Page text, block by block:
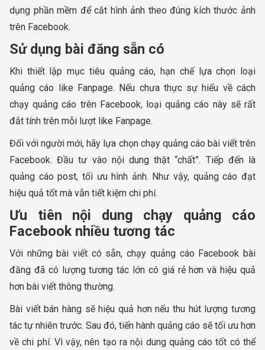
dụng phần mềm để cắt hình ảnh theo đúng kích thước ảnh
trên Facebook.
Sử dụng bài đăng sẵn có
Khi thiết lập mục tiêu quảng cáo, hạn chế lựa chọn loại
quảng cáo like Fanpage. Nếu chưa thực sự hiểu về cách
chạy quảng cáo trên Facebook, loại quảng cáo này sẽ rất
đắt tính trên mỗi lượt like Fanpage.
Đối với người mới, hãy lựa chọn chạy quảng cáo bài viết trên
Facebook. Đầu tư vào nội dung thật “chất”. Tiếp đến là
quảng cáo post, tối ưu hình ảnh. Như vậy, quảng cáo đạt
hiệu quả tốt mà vẫn tiết kiệm chi phí.
Ưu tiên nội dung chạy quảng cáo
Facebook nhiều tương tác
Với những bài viết có sẵn, chạy quảng cáo Facebook bài
đăng đã có lượng tương tác lớn có giá rẻ hơn và hiệu quả
hơn bài viết thông thường.
Bài viết bán hàng sẽ hiệu quả hơn nếu thu hút lượng tương
tác tự nhiên trước. Sau đó, tiến hành quảng cáo sẽ tối ưu hơn
về chi phí. Vì vậy, nên tạo ra nội dung quảng cáo tốt có thể